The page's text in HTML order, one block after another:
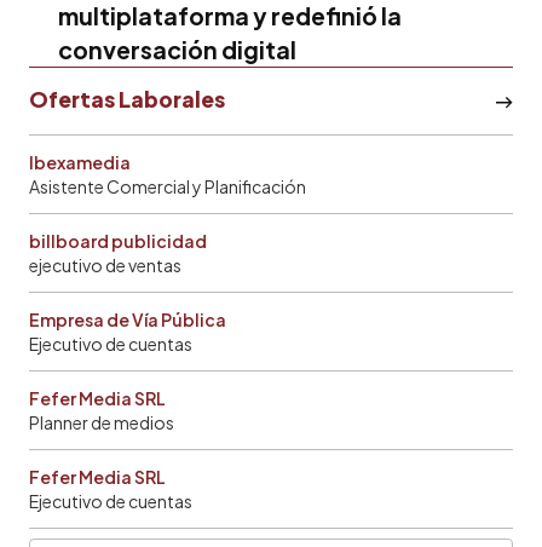
multiplataforma y redefinió la
conversación digital
Ofertas Laborales
Ibexamedia
Asistente Comercial y Planificación
billboard publicidad
ejecutivo de ventas
Empresa de Vía Pública
Ejecutivo de cuentas
Fefer Media SRL
Planner de medios
Fefer Media SRL
Ejecutivo de cuentas